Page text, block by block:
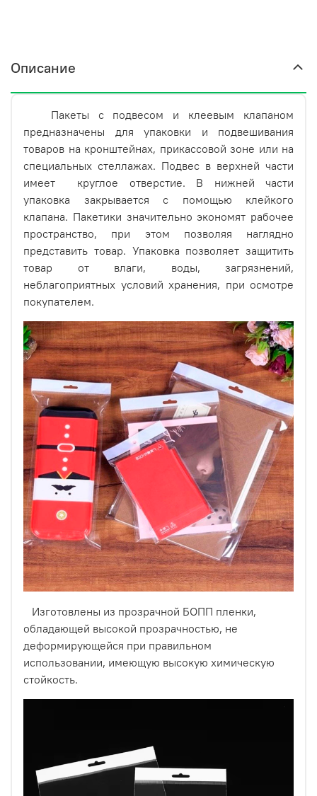
Изготовлены из прозрачной БОПП пленки,
обладающей высокой прозрачностью, не
деформирующейся при правильном использовании,
имеющую высокую химическую стойкость.
Описание
Пакеты с подвесом и клеевым клапаном
предназначены для упаковки и подвешивания
товаров на кронштейнах, прикассовой зоне или на
специальных стеллажах. Подвес в верхней части
имеет круглое отверстие. В нижней части
упаковка закрывается с помощью клейкого
клапана. Пакетики значительно экономят рабочее
пространство, при этом позволяя наглядно
представить товар. Упаковка позволяет защитить
товар от влаги, воды, загрязнений,
неблагоприятных условий хранения, при осмотре
покупателем.
Изготовлены из прозрачной БОПП пленки,
обладающей высокой прозрачностью, не
деформирующейся при правильном
использовании, имеющую высокую химическую
стойкость.